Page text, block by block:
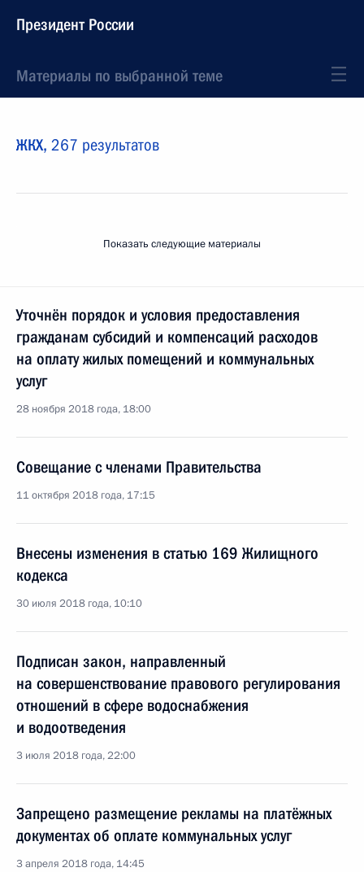
Президент России
Материалы по выбранной теме
ЖКХ, 267 результатов
Показать следующие материалы
Уточнён порядок и условия предоставления
гражданам субсидий и компенсаций расходов
на оплату жилых помещений и коммунальных
услуг
28 ноября 2018 года, 18:00
Совещание с членами Правительства
11 октября 2018 года, 17:15
Внесены изменения в статью 169 Жилищного
кодекса
30 июля 2018 года, 10:10
Подписан закон, направленный
на совершенствование правового регулирования
отношений в сфере водоснабжения
и водоотведения
3 июля 2018 года, 22:00
Запрещено размещение рекламы на платёжных
документах об оплате коммунальных услуг
3 апреля 2018 года, 14:45